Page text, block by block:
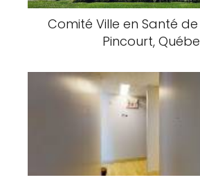
Comité Ville en Santé
Pincourt,